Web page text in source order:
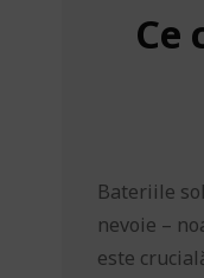
Ce
Bateriile
nevoie –
este